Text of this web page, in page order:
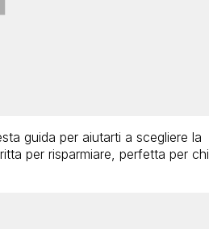
guida per aiutarti a scegliere la
per risparmiare, perfetta per chi